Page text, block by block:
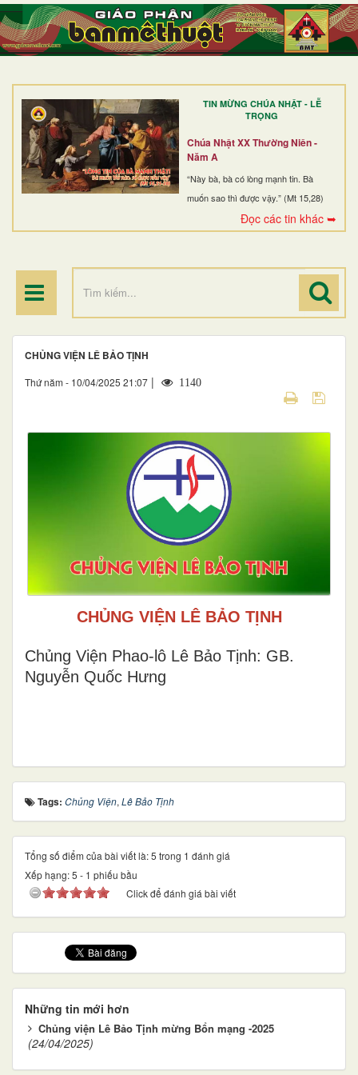
TIN MỪNG CHÚA NHẬT - LỄ
TRỌNG
Chúa Nhật XX Thường Niên -
Năm A
“Này bà, bà có lòng mạnh tin. Bà
muốn sao thì được vậy.” (Mt 15,28)
Đọc các tin khác ➥
TRANG NHẤT
GIỚI THIỆU
DÒNG TU
BAN MỤC VỤ
ĐOÀN THỂ CG
ĐIỂM HÀNH HƯƠNG
CHỦNG VIỆN LÊ BẢO TỊNH
Thứ năm - 10/04/2025 21:07 | 1140
CHỦNG VIỆN LÊ BẢO TỊNH
Chủng Viện Phao-lô Lê Bảo Tịnh: GB.
Nguyễn Quốc Hưng
Tags: Chủng Viện, Lê Bảo Tịnh
Tổng số điểm của bài viết là: 5 trong 1 đánh giá
Xếp hạng:5 - 1 phiếu bầu
Click để đánh giá bài viết
Những tin mới hơn
Chủng viện Lê Bảo Tịnh mừng Bổn mạng -2025
(24/04/2025)